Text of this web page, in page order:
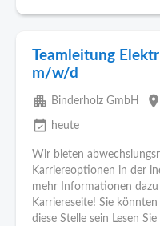
Teamleitung
m/w/d
apartment Binderholz GmbH place
event_available heute
Wir bieten
Karriereoptionen in der
mehr Informationen
Karriereseite! Sie
diese Stelle sein Lesen